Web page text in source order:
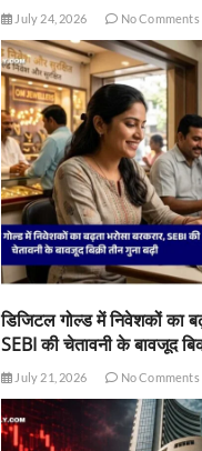
July 24, 2026 No Comments
डिजिटल गोल्ड में निवेशकों का
SEBI की चेतावनी के बावजूद
July 21, 2026 No Comments